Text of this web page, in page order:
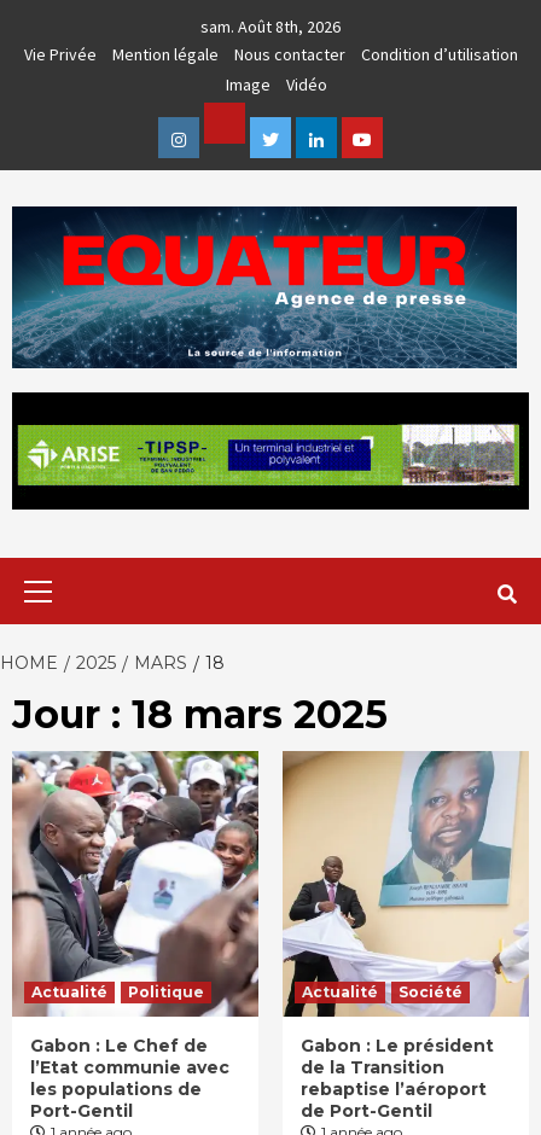
sam. Août 8th, 2026
Vie Privée
Mention légale Nous contacter
Condition d’utilisation
Image
Vidéo
Instagram
Facebook
TwitterLinkedinYoutube
EQUATEUR
HOME 2025 MARS 18
Jour : 18 mars 2025
Actualité Politique
Gabon : Le Chef de
l’Etat communie avec
les populations de
Port-Gentil
Actualité Société
Gabon : Le président
de la Transition
rebaptise l’aéroport
de Port-Gentil